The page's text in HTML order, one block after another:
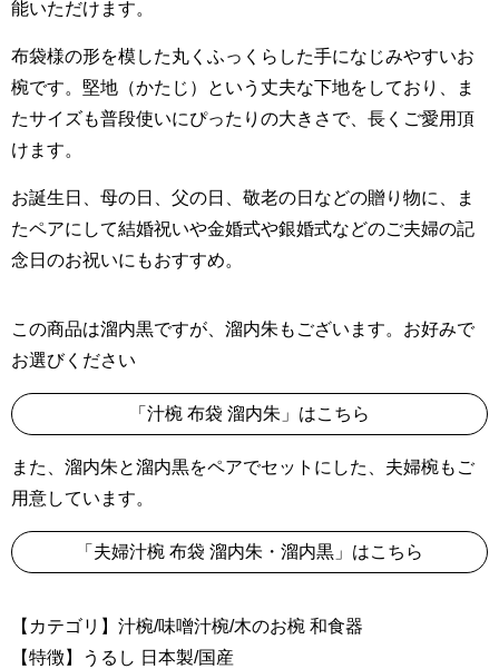
能いただけます。
布袋様の形を模した丸くふっくらした手になじみやすいお
椀です。堅地（かたじ）という丈夫な下地をしており、ま
たサイズも普段使いにぴったりの大きさで、長くご愛用頂
けます。
お誕生日、母の日、父の日、敬老の日などの贈り物に、ま
たペアにして結婚祝いや金婚式や銀婚式などのご夫婦の記
念日のお祝いにもおすすめ。
この商品は溜内黒ですが、溜内朱もございます。お好みで
お選びください
「汁椀 布袋 溜内朱」はこちら
また、溜内朱と溜内黒をペアでセットにした、夫婦椀もご
用意しています。
「夫婦汁椀 布袋 溜内朱・溜内黒」はこちら
【カテゴリ】汁椀/味噌汁椀/木のお椀 和食器
【特徴】うるし 日本製/国産